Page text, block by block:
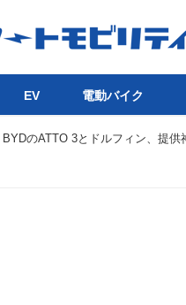
EV 電動バイク